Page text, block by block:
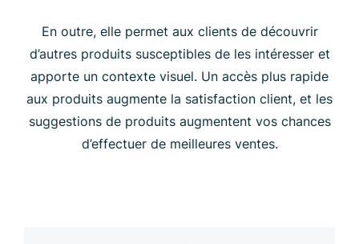
En outre, elle permet aux clients de découvrir
d’autres produits susceptibles de les intéresser et
apporte un contexte visuel. Un accès plus rapide
aux produits augmente la satisfaction client, et les
suggestions de produits augmentent vos chances
d’effectuer de meilleures ventes.